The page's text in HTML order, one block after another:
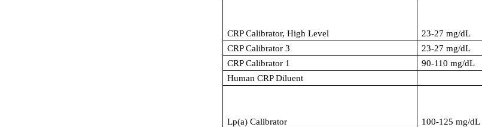
CRP Calibrator, High Level 23-27 mg/dL
CRP Calibrator 3
23-27 mg/dL
CRP Calibrator 1
90-110 mg/dL
Human CRP Diluent
Lp(a) Calibrator 100-125 mg/dL